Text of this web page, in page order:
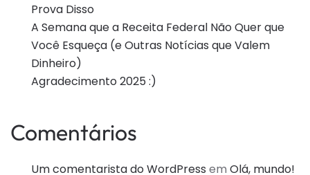
Prova Disso
A Semana que a Receita Federal Não Quer que
Você Esqueça (e Outras Notícias que Valem
Dinheiro)
Agradecimento 2025 :)
Comentários
Um comentarista do WordPress em Olá, mundo!